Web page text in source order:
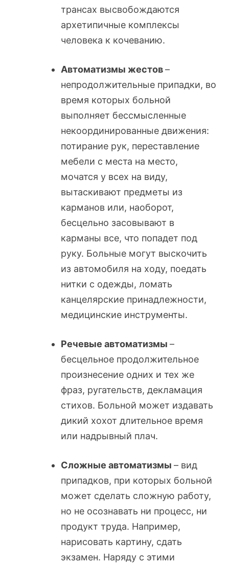
трансах высвобождаются
архетипичные комплексы
человека к кочеванию.
Автоматизмы жестов–
непродолжительные припадки, во
время которых больной
выполняет бессмысленные
некоординированные движения:
потирание рук, переставление
мебели с места на место,
мочатся у всех на виду,
вытаскивают предметы из
карманов или, наоборот,
бесцельно засовывают в
карманы все, что попадет под
руку. Больные могут выскочить
из автомобиля на ходу, поедать
нитки с одежды, ломать
канцелярские принадлежности,
медицинские инструменты.
Речевые автоматизмы –
бесцельное продолжительное
произнесение одних и тех же
фраз, ругательств, декламация
стихов. Больной может издавать
дикий хохот длительное время
или надрывный плач.
Сложные автоматизмы – вид
припадков, при которых больной
может сделать сложную работу,
но не осознавать ни процесс, ни
продукт труда. Например,
нарисовать картину, сдать
экзамен. Наряду с этими